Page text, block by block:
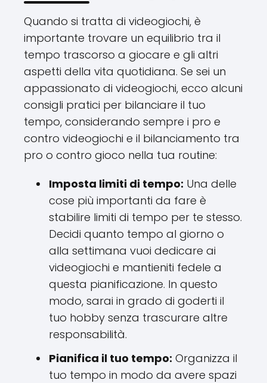
Quando si tratta di videogiochi, è
importante trovare un equilibrio tra il
tempo trascorso a giocare e gli altri
aspetti della vita quotidiana. Se sei un
appassionato di videogiochi, ecco alcuni
consigli pratici per bilanciare il tuo
tempo, considerando sempre i pro e
contro videogiochi e il bilanciamento tra
pro o contro gioco nella tua routine:
Imposta limiti di tempo: Una delle
cose più importanti da fare è
stabilire limiti di tempo per te stesso.
Decidi quanto tempo al giorno o
alla settimana vuoi dedicare ai
videogiochi e mantieniti fedele a
questa pianificazione. In questo
modo, sarai in grado di goderti il ​​
tuo hobby senza trascurare altre
responsabilità.
Pianifica il tuo tempo: Organizza il
tuo tempo in modo da avere spazi